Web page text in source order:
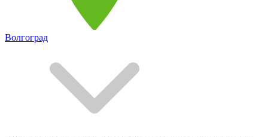
Волгоград